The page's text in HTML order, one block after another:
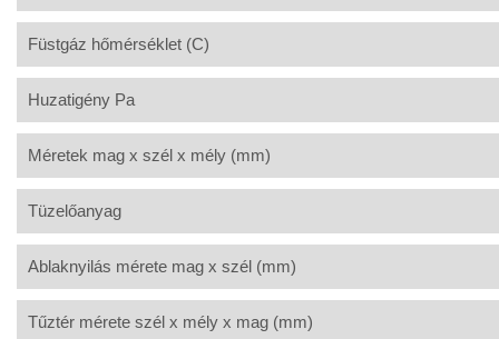
Füstgáz hőmérséklet (C)
Huzatigény Pa
Méretek mag x szél x mély (mm)
Tüzelőanyag
Ablaknyilás mérete mag x szél (mm)
Tűztér mérete szél x mély x mag (mm)